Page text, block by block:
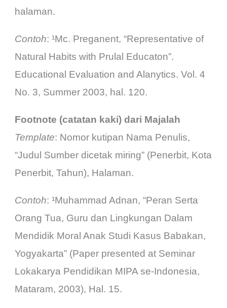
halaman.
Contoh: ¹Mc. Preganent, “Representative of
Natural Habits with Prulal Educaton”.
Educational Evaluation and Alanytics. Vol. 4
No. 3, Summer 2003, hal. 120.
Footnote (catatan kaki) dari Majalah
Template: Nomor kutipan Nama Penulis,
“Judul Sumber dicetak miring” (Penerbit, Kota
Penerbit, Tahun), Halaman.
Contoh: ¹Muhammad Adnan, “Peran Serta
Orang Tua, Guru dan Lingkungan Dalam
Mendidik Moral Anak Studi Kasus Babakan,
Yogyakarta” (Paper presented at Seminar
Lokakarya Pendidikan MIPA se-Indonesia,
Mataram, 2003), Hal. 15.